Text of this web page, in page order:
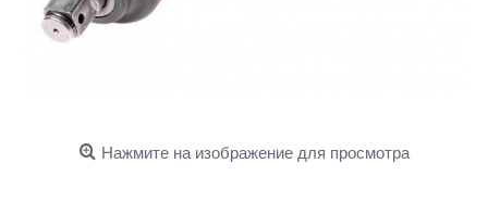
Нажмите на изображение для просмотра